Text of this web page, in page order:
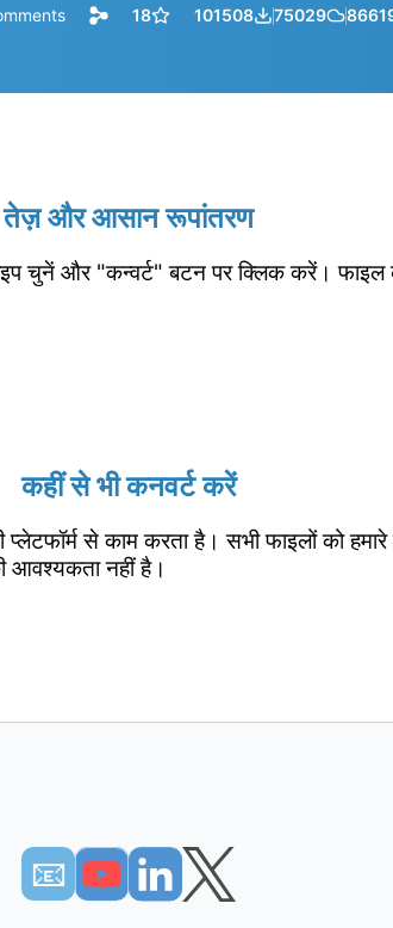
18 101508 75029
तेज़ और आसान रूपांतरण
चुनें और "कन्वर्ट" बटन पर क्लिक करें। फाइल
कहीं से भी कनवर्ट करें
से काम करता है। सभी फाइलों को हमारे
आवश्यकता नहीं है।
📧︎